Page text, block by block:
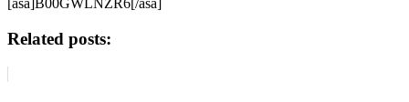
[asa]B00GWLNZR6[/asa]
Related posts: